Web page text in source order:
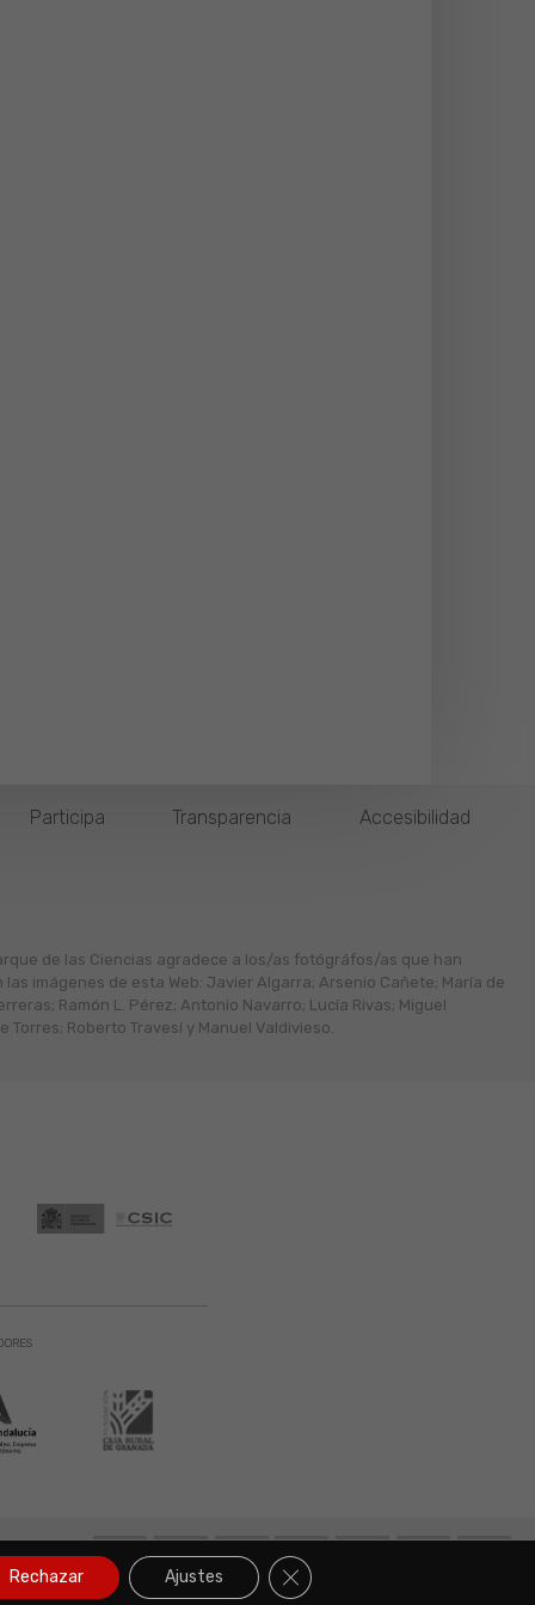
Participa Transparencia Accesibilidad
de las Ciencias agradece a los/as fotógráfos/as que han
imágenes de esta Web: Javier Algarra; Arsenio Cañete; María de
Ramón L. Pérez; Antonio Navarro; Lucía Rivas; Miguel
Torres; Roberto Travesí y Manuel Valdivieso.
900. Todos
Rechazar Ajustes Cerrar el banner de cookies